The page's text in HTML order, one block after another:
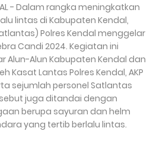
- Dalam rangka meningkatkan
lintas di Kabupaten Kendal,
Polres Kendal menggelar
Candi 2024. Kegiatan ini
Alun-Alun Kabupaten Kendal dan
Kasat Lantas Polres Kendal, AKP
sejumlah personel Satlantas
juga ditandai dengan
berupa sayuran dan helm
yang tertib berlalu lintas.